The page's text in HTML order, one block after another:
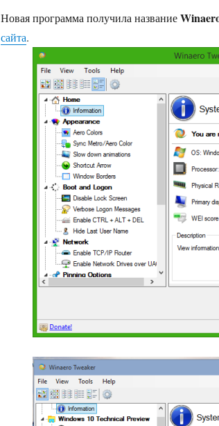
Новая программа получила название
сайта.